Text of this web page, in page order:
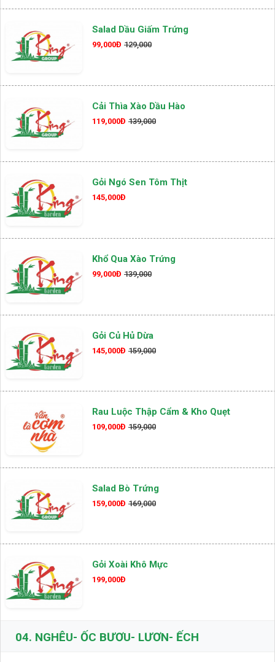
Salad Dầu Giấm Trứng
99,000Đ 129,000
Cải Thìa Xào Dầu Hào
119,000Đ 139,000
Gỏi Ngó Sen Tôm Thịt
145,000Đ
Khổ Qua Xào Trứng
99,000Đ 139,000
Gỏi Củ Hủ Dừa
145,000Đ 159,000
Rau Luộc Thập Cẩm & Kho Quẹt
109,000Đ 159,000
Salad Bò Trứng
159,000Đ 169,000
Gỏi Xoài Khô Mực
199,000Đ
04. NGHÊU- ỐC BƯƠU- LƯƠN- ẾCH